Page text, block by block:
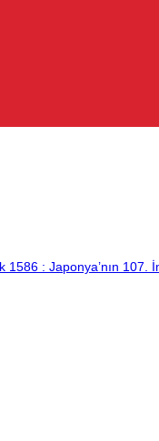
: Japonya’nın 107.